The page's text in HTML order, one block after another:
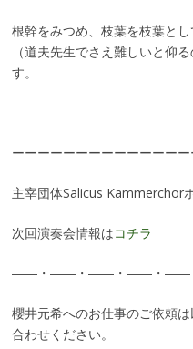
根幹をみつめ、枝葉を枝葉と
（道夫先生でさえ難しいと仰
す。
ーーーーーーーーーーーーーー
主宰団体Salicus Kammerchor
次回演奏会情報はコチラ
――・――・――・――・――
櫻井元希へのお仕事のご依頼
合わせください。